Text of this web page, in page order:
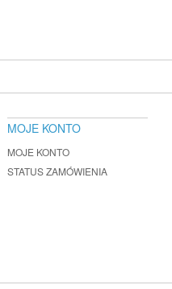
MOJE KONTO
MOJE KONTO
STATUS ZAMÓWIENIA